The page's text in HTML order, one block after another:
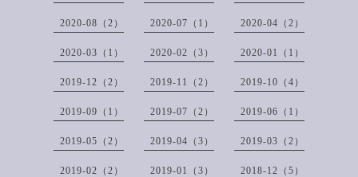
2020-08（2） 2020-07（1） 2020-04（2）
2020-03（1） 2020-02（3） 2020-01（1）
2019-12（2） 2019-11（2） 2019-10（4）
2019-09（1） 2019-07（2） 2019-06（1）
2019-05（2） 2019-04（3） 2019-03（2）
2019-02（2） 2019-01（3） 2018-12（5）